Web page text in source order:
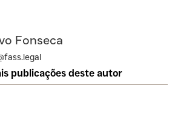
Fonseca
publicações deste autor